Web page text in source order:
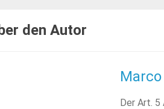
den Autor
Der Art. 5